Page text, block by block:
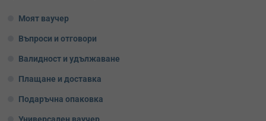
Моят ваучер
Въпроси и отговори
Валидност и удължаване
Плащане и доставка
Подаръчна опаковка